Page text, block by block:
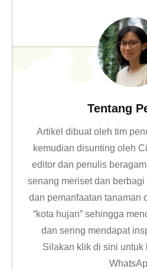
Tentang
Artikel dibuat oleh tim
kemudian disunting oleh
editor dan penulis
senang meriset dan
dan pemanfaatan tanaman
“kota hujan” sehingga
dan sering mendapat
Silakan klikdi sini untuk